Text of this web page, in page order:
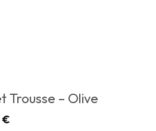
Trousse – Olive
€